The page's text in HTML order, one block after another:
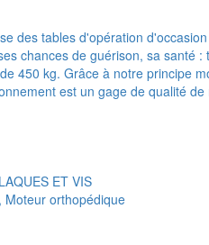
des tables d'opération
chances de guérison, sa
450 kg. Grâce à notre principe
est un gage de qualité
ET VIS
Moteur orthopédique